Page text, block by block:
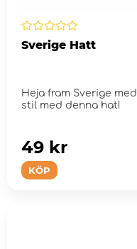
Sverige Hatt
Heja fram Sverige med
stil med denna hat!
KÖP
49 kr